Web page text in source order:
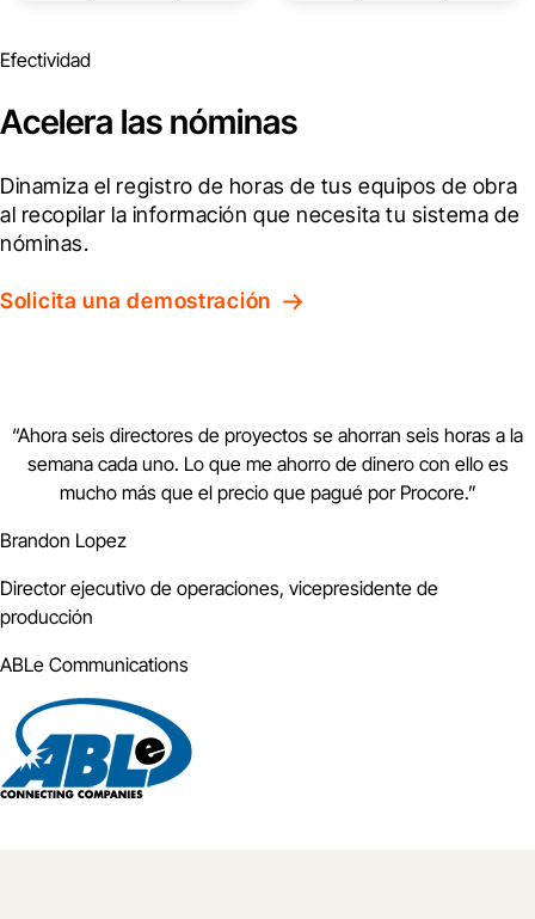
Efectividad
Acelera las nóminas
Dinamiza el registro de horas de tus equipos de obra
al recopilar la información que necesita tu sistema de
nóminas.
Solicita una demostración
“Ahora seis directores de proyectos se ahorran seis horas a la
semana cada uno. Lo que me ahorro de dinero con ello es
mucho más que el precio que pagué por Procore.”
Brandon Lopez
Director ejecutivo de operaciones, vicepresidente de
producción
ABLe Communications